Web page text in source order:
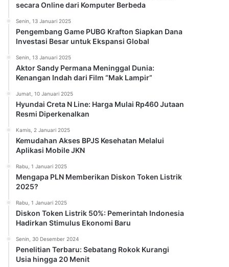
secara Online dari Komputer Berbeda
Senin, 13 Januari 2025
Pengembang Game PUBG Krafton Siapkan Dana
Investasi Besar untuk Ekspansi Global
Senin, 13 Januari 2025
Aktor Sandy Permana Meninggal Dunia:
Kenangan Indah dari Film “Mak Lampir”
Jumat, 10 Januari 2025
Hyundai Creta N Line: Harga Mulai Rp460 Jutaan
Resmi Diperkenalkan
Kamis, 2 Januari 2025
Kemudahan Akses BPJS Kesehatan Melalui
Aplikasi Mobile JKN
Rabu, 1 Januari 2025
Mengapa PLN Memberikan Diskon Token Listrik
2025?
Rabu, 1 Januari 2025
Diskon Token Listrik 50%: Pemerintah Indonesia
Hadirkan Stimulus Ekonomi Baru
Senin, 30 Desember 2024
Penelitian Terbaru: Sebatang Rokok Kurangi
Usia hingga 20 Menit